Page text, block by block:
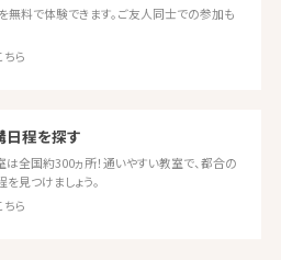
無料で体験できます。ご友人同士での参加も
ちら
日程を探す
は全国約300ヵ所！通いやすい教室で、都合の
見つけましょう。
ちら